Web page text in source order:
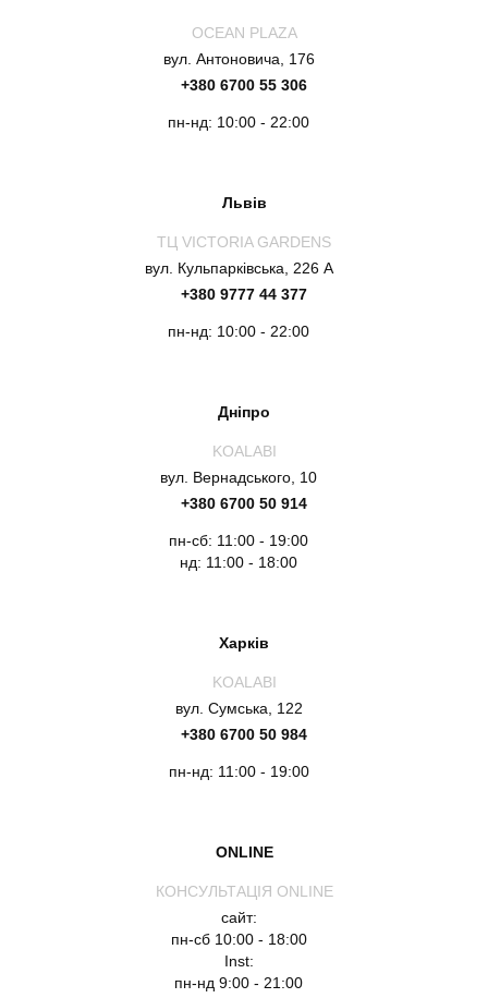
OCEAN PLAZA
вул. Антоновича, 176
+380 6700 55 306
пн-нд: 10:00 - 22:00
Львів
ТЦ VICTORIA GARDENS
вул. Кульпарківська, 226 А
+380 9777 44 377
пн-нд: 10:00 - 22:00
Дніпро
KOALABI
вул. Вернадського, 10
+380 6700 50 914
пн-сб: 11:00 - 19:00
нд: 11:00 - 18:00
Харків
KOALABI
вул. Сумська, 122
+380 6700 50 984
пн-нд: 11:00 - 19:00
ONLINE
КОНСУЛЬТАЦІЯ ONLINE
сайт:
пн-сб 10:00 - 18:00
Inst:
пн-нд 9:00 - 21:00